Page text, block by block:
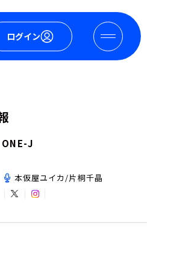
ログイン
ONE-J
本仮屋ユイカ/片桐千晶